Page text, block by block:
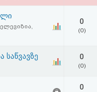
0
(0)
საწვავზე 0
(0)
0